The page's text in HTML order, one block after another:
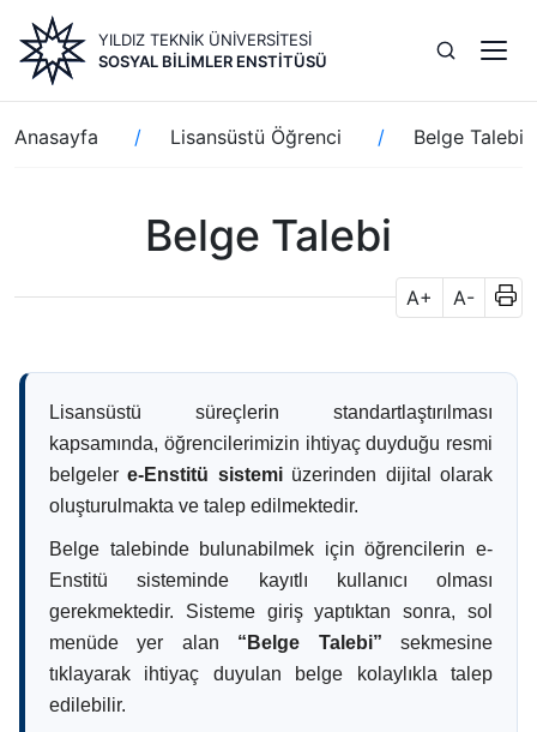
içeriğe
atla
YILDIZ TEKNİK ÜNİVERSİTESİ
SOSYAL BILIMLER ENSTITÜSÜ
Sayfa
yolu
Anasayfa Lisansüstü Öğrenci Belge Talebi
Belge Talebi
A+ A-
Lisansüstü süreçlerin standartlaştırılması
kapsamında, öğrencilerimizin ihtiyaç duyduğu resmi
belgelere-Enstitü sistemiüzerinden dijital olarak
oluşturulmakta ve talep edilmektedir.
Belge talebinde bulunabilmek için öğrencilerin e-
Enstitü sisteminde kayıtlı kullanıcı olması
gerekmektedir. Sisteme giriş yaptıktan sonra, sol
menüde yer alan “Belge Talebi” sekmesine
tıklayarak ihtiyaç duyulan belge kolaylıkla talep
edilebilir.